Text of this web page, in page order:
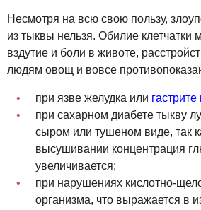
Несмотря на всю свою пользу,
из тыквы нельзя. Обилие клетчатки
вздутие и боли в животе,
людям овощ и вовсе
при язве желудка или
при сахарном диабете тыкву
сыром или тушеном виде, так
высушивании концентрация
увеличивается;
при нарушениях кислотно-
организма, что выражается в